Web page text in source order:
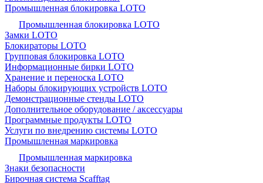
Промышленная блокировка LOTO
Промышленная блокировка LOTO
Замки LOTO
Блокираторы LOTO
Групповая блокировка LOTO
Информационные бирки LOTO
Хранение и переноска LOTO
Наборы блокирующих устройств LOTO
Демонстрационные стенды LOTO
Дополнительное оборудование / аксессуары
Программные продукты LOTO
Услуги по внедрению системы LOTO
Промышленная маркировка
Промышленная маркировка
Знаки безопасности
Бирочная система Scafftag